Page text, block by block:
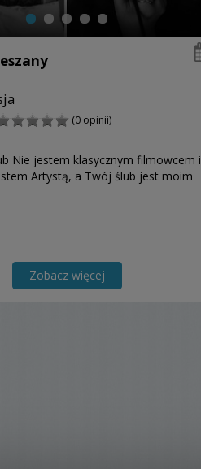
(0 opinii)
Nie jestem klasycznym filmowcem i
Artystą, a Twój ślub jest moim
Zobacz więcej